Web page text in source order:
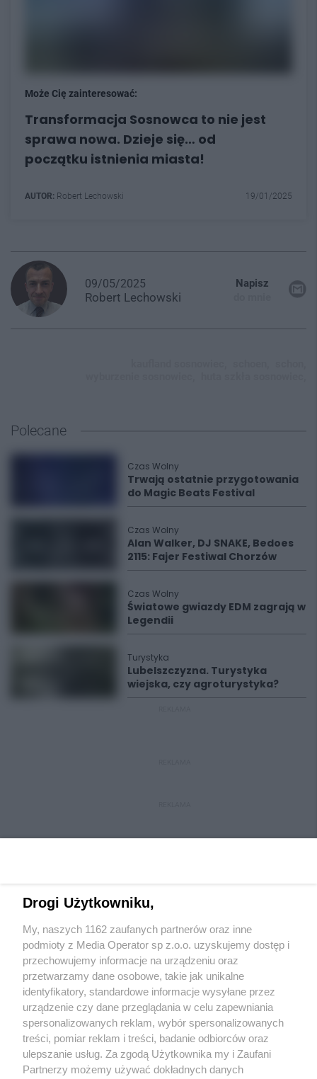
Może Cię zainteresować:
Transformacja Sosnowca to nie jest
sprawa nowa. Dzieje się… od
początku istnienia miasta!
AUTOR: Robert Lechowski 19/01/2025
09/05/2025
Robert Lechowski
Napisz
Polecane
Czas Wolny
Trwają ostatnie przygotowania
do Magic Beats Festival
Czas Wolny
Alan Walker, DJ SNAKE, Bedoes
2115: Fajer Festiwal Chorzów
Czas Wolny
Światowe gwiazdy EDM zagrają w
Legendii
Turystyka
Lubelszczyzna. Turystyka
wiejska, czy agroturystyka?
Wydawca mediówlokalnych
Nie zapomnij
zapoznać się z:
polityką prywatności
Twojemiasto Skontakuj sięz nami
Drogi Użytkowniku,
My, naszych 1162 zaufanych partnerów oraz inne
podmioty z Media Operator sp z.o.o. uzyskujemy dostęp i
przechowujemy informacje na urządzeniu oraz
przetwarzamy dane osobowe, takie jak unikalne
identyfikatory, standardowe informacje wysyłane przez
urządzenie czy dane przeglądania w celu zapewniania
spersonalizowanych reklam, wybór spersonalizowanych
treści, pomiar reklam i treści, badanie odbiorców oraz
ulepszanie usług. Za zgodą Użytkownika my i Zaufani
Partnerzy możemy używać dokładnych danych